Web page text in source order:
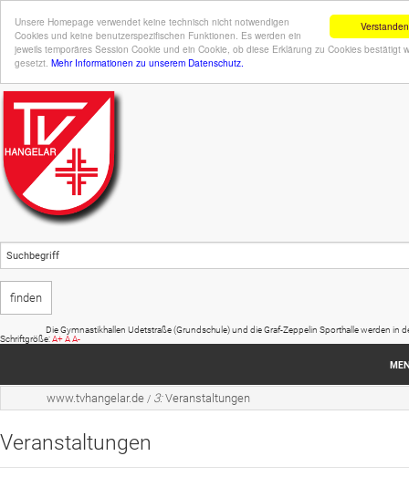
Verstanden
Unsere Homepage verwendet keine technisch nicht notwendigen
Cookies und keine benutzerspezifischen Funktionen. Es werden ein
jeweils temporäres Session Cookie und ein Cookie, ob diese Erklärung zu Cookies bestätigt
gesetzt. Mehr Informationen zu unserem Datenschutz.
Die Gymnastikhallen Udetstraße (Grundschule) und die Graf-Zeppelin Sporthalle werden in
Schriftgröße:A+AA-
Startseite
Sportangebot
www.tvhangelar.de / 3:Veranstaltungen
Veranstaltungen